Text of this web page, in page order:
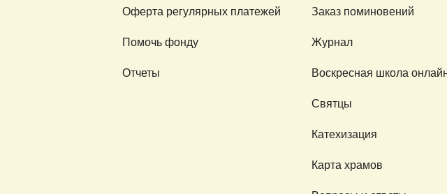
Оферта регулярных платежей
Помочь фонду
Отчеты
Заказ поминовений
Журнал
Воскресная школа
Святцы
Катехизация
Карта храмов